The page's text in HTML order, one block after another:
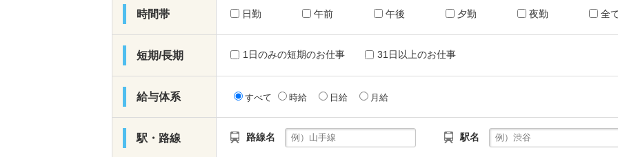
時間帯 日勤 午前 午後 夕勤 夜勤 全
短期/長期 1日のみの短期のお仕事 31日以上のお仕事
給与体系 すべて 時給 日給 月給
駅・路線 路線名 駅名